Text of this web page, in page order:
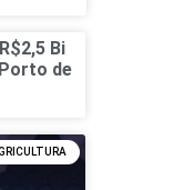
Bi
de